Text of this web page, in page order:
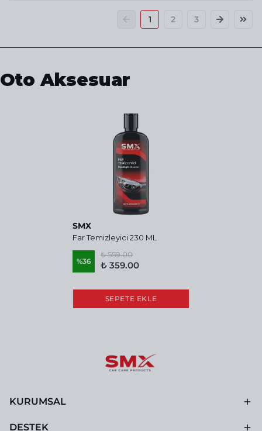
1 2 3
Oto Aksesuar
SMX
Far Temizleyici 230 ML
%36
₺ 559.00
₺ 359.00
SEPETE EKLE
KURUMSAL
DESTEK